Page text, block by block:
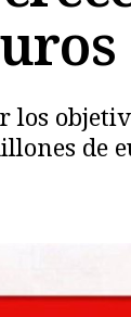
los
de